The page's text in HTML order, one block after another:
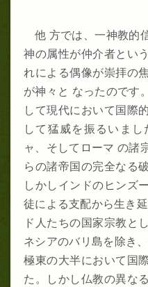
他 方では、一神教的
神の属性が仲介者とい
れによる偶像が崇拝の
が神々と なったのです
して現代において国際
して猛威を振るいま
ャ、そしてローマ の諸
らの諸帝国の完全なる
しかしインドのヒンズ
徒による支配から生き
ド人たちの国家宗教と
ネシアのバリ島を除き
極東の大半において国
た。しかし仏教の異な